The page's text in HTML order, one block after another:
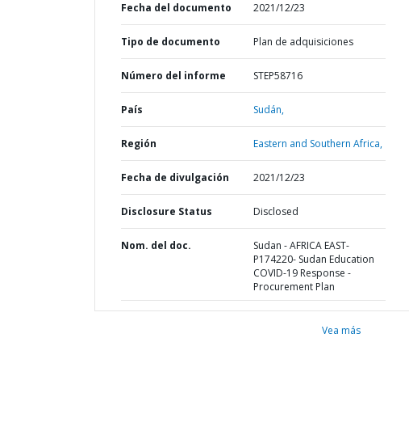
Fecha del documento 2021/12/23
Tipo de documento Plan de adquisiciones
Número del informe STEP58716
País Sudán,
Región Eastern and Southern Africa,
Fecha de divulgación 2021/12/23
Disclosure Status Disclosed
Nom. del doc.
Sudan - AFRICA EAST-
P174220- Sudan Education
COVID-19 Response -
Procurement Plan
Vea más